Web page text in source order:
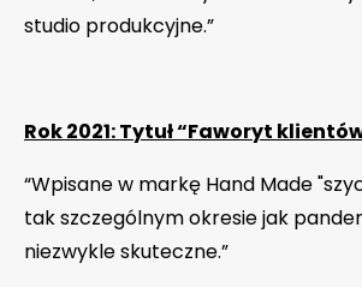
studio produkcyjne.”
Rok 2021: Tytuł “Faworyt
“Wpisane w markę Hand Made
tak szczególnym okresie jak
niezwykle skuteczne.”